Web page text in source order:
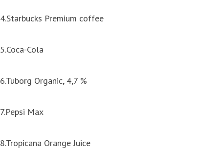
4.Starbucks Premium coffee
5.Coca-Cola
6.Tuborg Organic, 4,7 %
7.Pepsi Max
8.Tropicana Orange Juice